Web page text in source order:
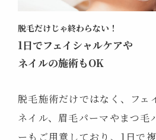
脱毛だけじゃ終わらない！
1日でフェイシャルケアや
ネイルの施術もOK
脱毛施術だけではなく、フェ
ネイル、眉毛パーマやまつ毛
ーもご用意しており、1日で